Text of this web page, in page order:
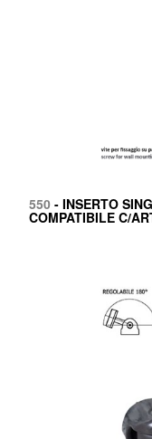
550- INSERTO
COMPATIBILE C/